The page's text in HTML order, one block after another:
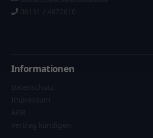
Informationen